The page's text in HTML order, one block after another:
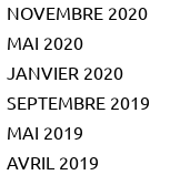
NOVEMBRE 2020
MAI 2020
JANVIER 2020
SEPTEMBRE 2019
MAI 2019
AVRIL 2019